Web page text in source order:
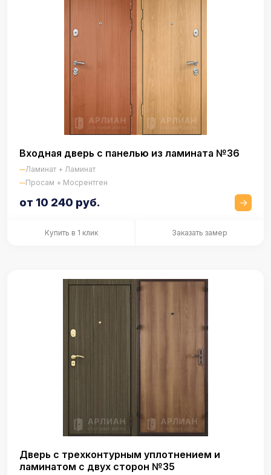
Входная дверь с панелью из ламината №36
Ламинат + Ламинат
Просам + Мосрентген
от 10 240 руб.
Купить в 1 клик Заказать замер
Дверь с трехконтурным уплотнением и
ламинатом с двух сторон №35